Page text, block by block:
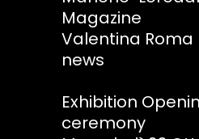
Magazine
Valentina
news
Exhibition
ceremony